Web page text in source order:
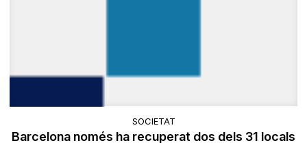
SOCIETAT
Barcelona només ha recuperat dos dels 31 locals